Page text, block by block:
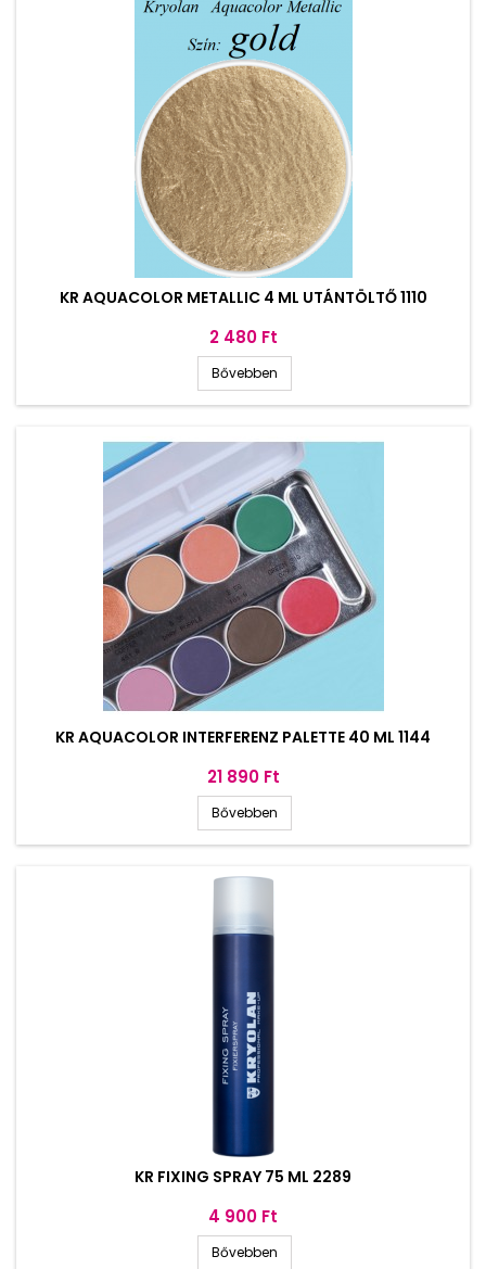
KR AQUACOLOR METALLIC 4 ML UTÁNTÖLTŐ 1110
Ár
2 480 Ft
Bővebben
KR AQUACOLOR INTERFERENZ PALETTE 40 ML 1144
Ár
21 890 Ft
Bővebben
KR FIXING SPRAY 75 ML 2289
Ár
4 900 Ft
Bővebben